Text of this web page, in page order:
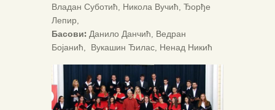
Владан Суботић, Никола Вучић, Ђорђе
Лепир,
Басови: Данило Данчић, Ведран
Бојанић, Вукашин Ђилас, Ненад Никић